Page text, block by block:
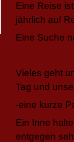
Eine Reise
jährlich auf
Eine Suche
Vieles geht
Tag und
-eine kurze
Ein Inne
entgegen